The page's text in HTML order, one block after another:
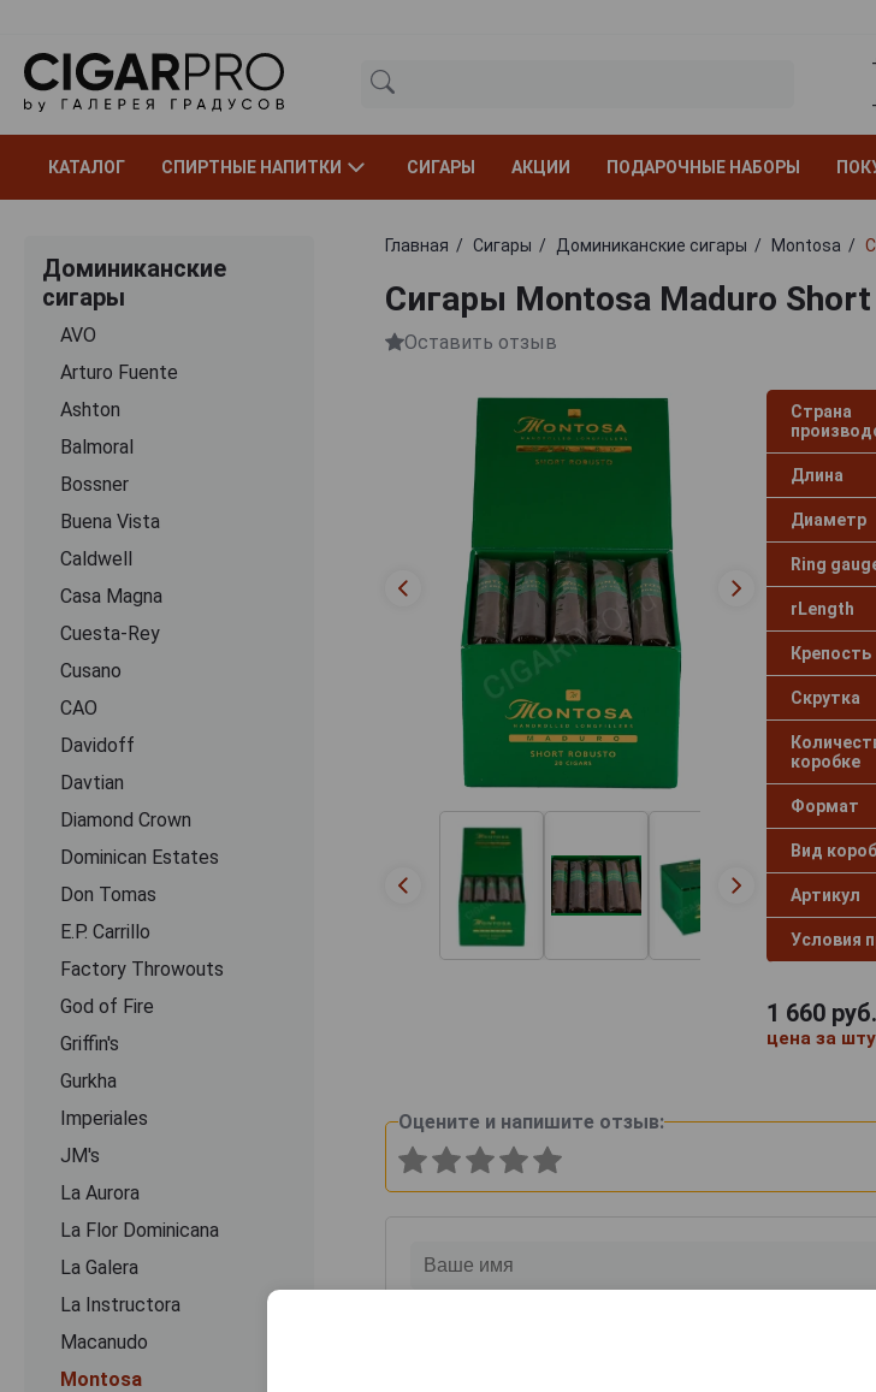
КАТАЛОГ СПИРТНЫЕ НАПИТКИ СИГАРЫ АКЦИИ ПОДАРОЧНЫЕ НАБОРЫ
Доминиканские
сигары
AVO
Arturo Fuente
Ashton
Balmoral
Bossner
Buena Vista
Caldwell
Casa Magna
Cuesta-Rey
Cusano
CАО
Davidoff
Davtian
Diamond Crown
Dominican Estates
Don Tomas
E.P. Carrillo
Factory Throwouts
God of Fire
Griffin's
Gurkha
Imperiales
JM's
La Aurora
La Flor Dominicana
La Galera
La Instructora
Macanudo
Montosa
Главная Сигары Доминиканские сигары Montosa
Сигары Montosa Maduro
Оставить отзыв
Страна
Длина
Диаметр
Ring
rLength
Крепость
Скрутка
коробке
Формат
Вид
Артикул
Условия
1 660руб.
цена за
Оцените и напишите отзыв: